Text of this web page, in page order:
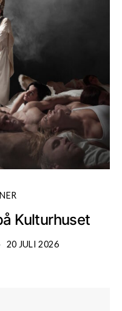
Kulturhuset
20 JULI 2026